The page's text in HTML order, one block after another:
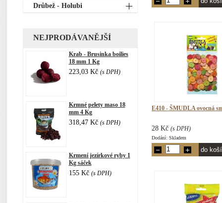
Drůbež - Holubi
NEJPRODÁVANĚJŠÍ
Krab - Brusinka boilies
18 mm 1 Kg
223,03 Kč (s DPH)
Krmné pelety maso 18
mm 4 Kg
318,47 Kč (s DPH)
Krmení jezírkové ryby 1
Kg sáček
155 Kč (s DPH)
E410 - ŠMUDLA ovocná
28 Kč (s DPH)
Dodání: Skladem